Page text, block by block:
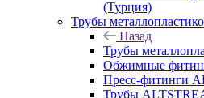
(Турция)
Трубы
Назад
Трубы
Обжимные
Пресс-фитинги
Трубы